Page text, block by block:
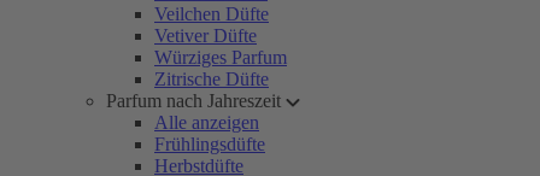
Veilchen Düfte
Vetiver Düfte
Würziges Parfum
Zitrische Düfte
Parfum nach Jahreszeit
Alle anzeigen
Frühlingsdüfte
Herbstdüfte